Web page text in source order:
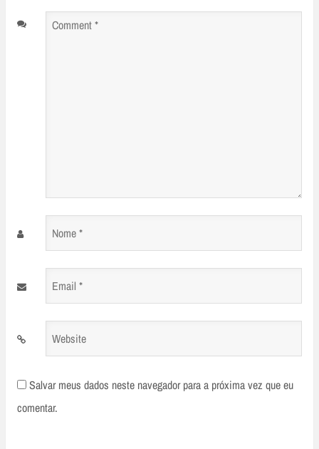
Comment
Nome
Email
Website
Salvar meus dados neste navegador para a próxima vez que eu
comentar.